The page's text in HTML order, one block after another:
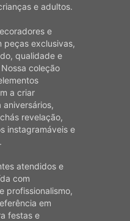
e adultos.
e
peças exclusivas,
qualidade e
coleção
a criar
aniversários,
revelação,
instagramáveis e
atendidos e
com
profissionalismo,
em
festas e